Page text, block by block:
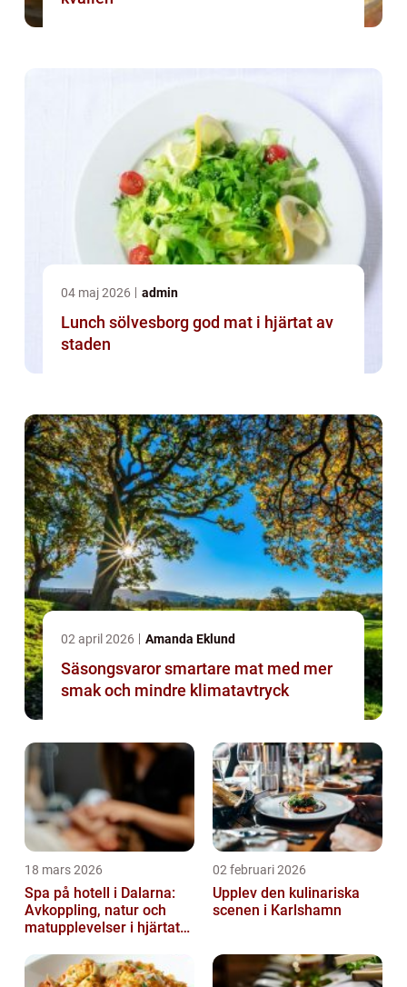
04 maj 2026 admin
Lunch sölvesborg god mat i hjärtat av
staden
02 april 2026 Amanda Eklund
Säsongsvaror smartare mat med mer
smak och mindre klimatavtryck
18 mars 2026
Spa på hotell i Dalarna:
Avkoppling, natur och
matupplevelser i hjärtat
02 februari 2026
Upplev den kulinariska
scenen i Karlshamn